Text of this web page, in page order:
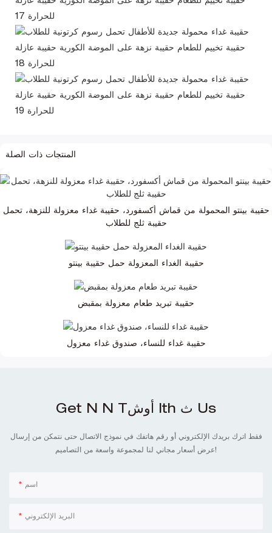
المنتجات ذات الصلة
حقيبة بينتو المحمولة من قماش أكسفورد، حقيبة غداء معزولة للنزهة، تحمل
حقيبة ثلج للطلاب
حقيبة الغداء المعزولة حمل حقيبة بينتو
حقيبة تبريد طعام معزولة بمقبض
حقيبة غداء للنساء، صندوق غداء معزول
Get N N Tأوش Ith ث Us
فقط اترك بريدك الإلكتروني أو رقم هاتفك في نموذج الاتصال حتى نتمكن من إرسال
عرض أسعار مجاني لنا لمجموعة واسعة من التصاميم!
اسم
البريد الإلكتروني